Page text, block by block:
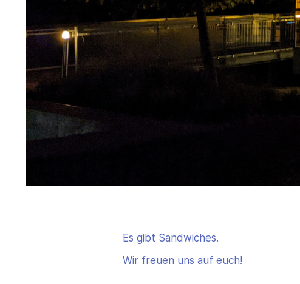
Es gibt Sandwiches.
Wir freuen uns auf euch!